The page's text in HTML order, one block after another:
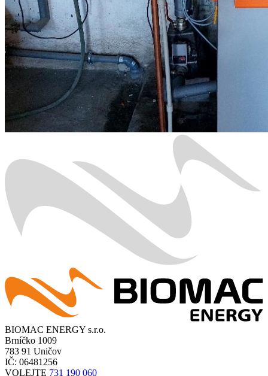
BIOMAC ENERGY s.r.o.
Brníčko 1009
783 91 Uničov
IČ: 06481256
VOLEJTE 731 190 060